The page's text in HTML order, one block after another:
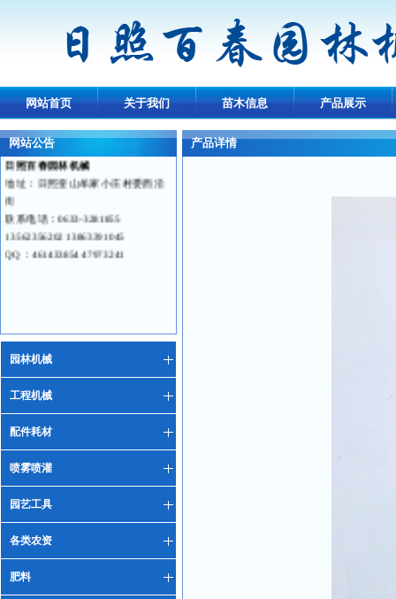
网站首页 关于我们 苗木信息 产品展示
网站公告
日照百春园林机械
地址： 日照奎山牟家小庄村委西沿
街
联系电话：0633-3281855
13562356202 13863391045
QQ：461433854 47973241
园林机械
工程机械
配件耗材
喷雾喷灌
园艺工具
各类农资
肥料
产品详情